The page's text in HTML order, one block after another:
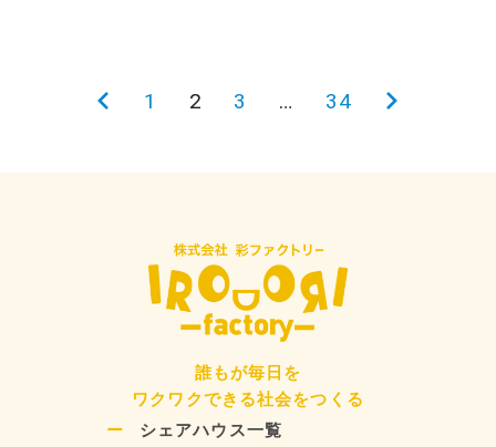
前1 2 3 … 34
次
誰もが毎日を
ワクワクできる社会をつくる
シェアハウス一覧